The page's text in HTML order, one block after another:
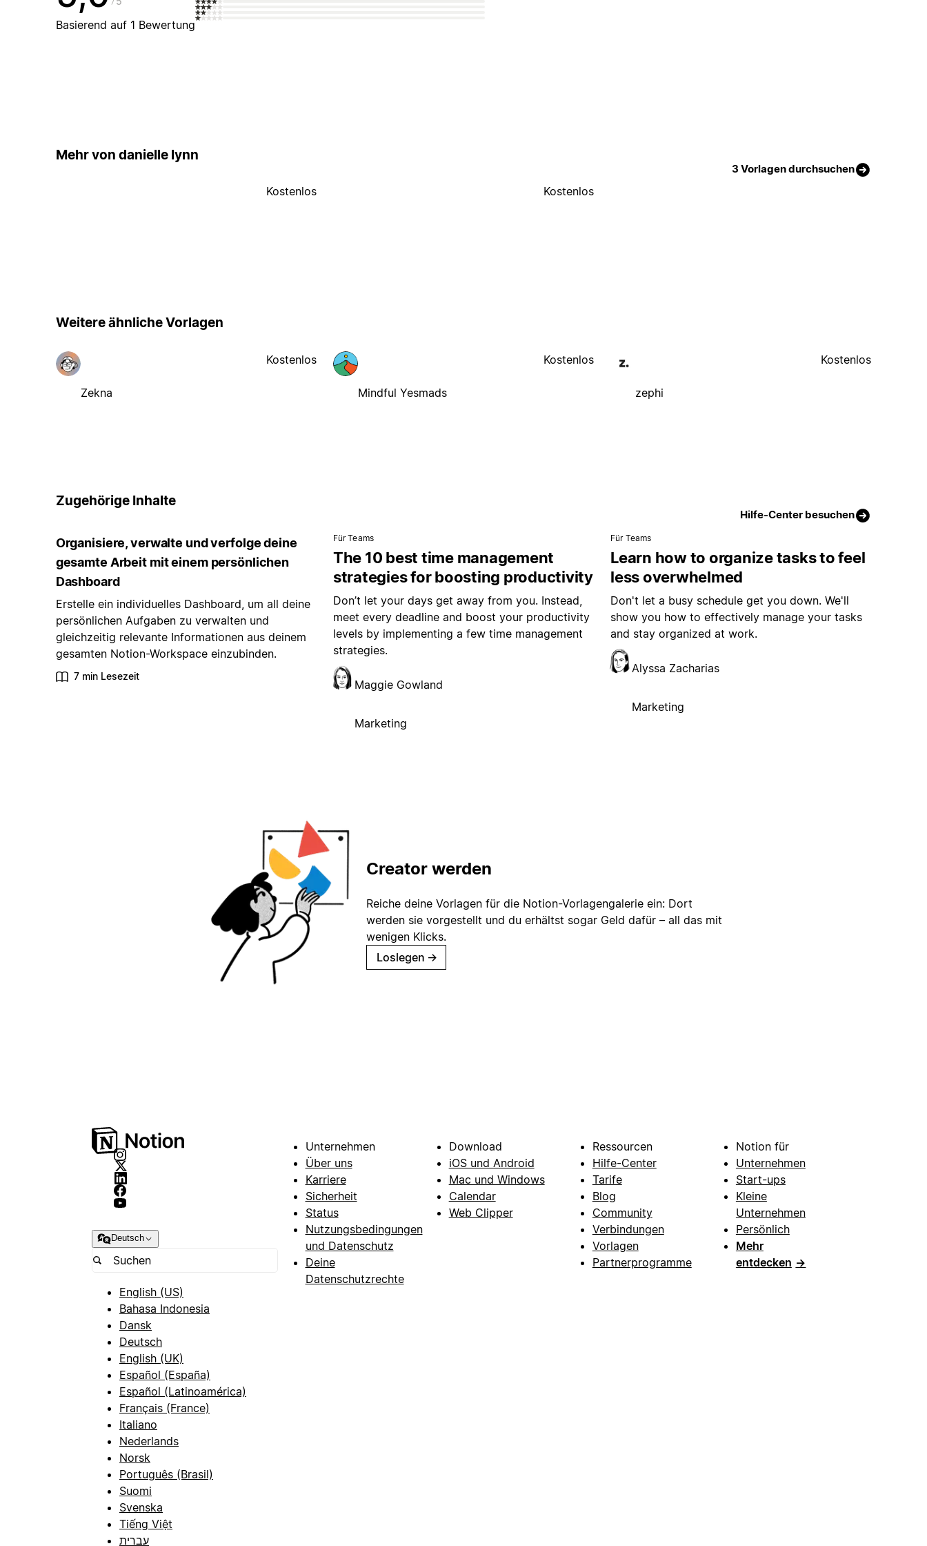
Basierend auf 1 Bewertung
Mehr von danielle lynn
3 Vorlagen durchsuchen
Kostenlos Kostenlos
Weitere ähnliche Vorlagen
Zekna
Kostenlos
Mindful Yesmads
Kostenlos
zephi
Kostenlos
Zugehörige Inhalte
Hilfe-Center besuchen
Organisiere, verwalte und verfolge deine
gesamte Arbeit mit einem persönlichen
Dashboard
Erstelle ein individuelles Dashboard, um all deine
persönlichen Aufgaben zu verwalten und
gleichzeitig relevante Informationen aus deinem
gesamten Notion-Workspace einzubinden.
7 min Lesezeit
Für Teams
The 10 best time management
strategies for boosting productivity
Don’t let your days get away from you. Instead,
meet every deadline and boost your productivity
levels by implementing a few time management
strategies.
Maggie Gowland
Marketing
Für Teams
Learn how to organize tasks to feel
less overwhelmed
Don't let a busy schedule get you down. We'll
show you how to effectively manage your tasks
and stay organized at work.
Alyssa Zacharias
Marketing
Creator werden
Reiche deine Vorlagen für die Notion-Vorlagengalerie ein: Dort
werden sie vorgestellt und du erhältst sogar Geld dafür – all das mit
wenigen Klicks.
Loslegen →
Deutsch
English (US)
Bahasa Indonesia
Dansk
Deutsch
English (UK)
Español (España)
Español (Latinoamérica)
Français (France)
Italiano
Nederlands
Norsk
Português (Brasil)
Suomi
Svenska
Tiếng Việt
עברית
Unternehmen
Über uns
Karriere
Sicherheit
Status
Nutzungsbedingungen
und Datenschutz
Deine
Datenschutzrechte
Download
iOS und Android
Mac und Windows
Calendar
Web Clipper
Ressourcen
Hilfe-Center
Tarife
Blog
Community
Verbindungen
Vorlagen
Partnerprogramme
Notion für
Unternehmen
Start-ups
Kleine
Unternehmen
Persönlich
Mehr
entdecken →